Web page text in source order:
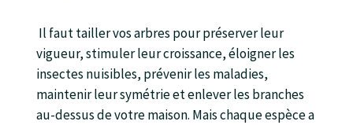
Il faut tailler vos arbres pour préserver leur
vigueur, stimuler leur croissance, éloigner les
insectes nuisibles, prévenir les maladies,
maintenir leur symétrie et enlever les branches
au-dessus de votre maison. Mais chaque espèce a